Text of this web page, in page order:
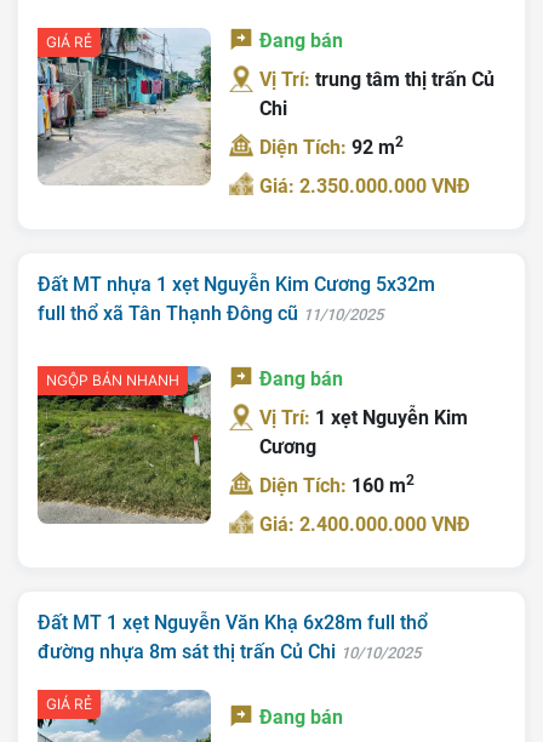
GIÁ RẺ
Đang bán
Vị Trí:trung tâm thị trấn Củ
Chi
Diện Tích:92 m2
Giá: 2.350.000.000 VNĐ
Đất MT nhựa 1 xẹt Nguyễn Kim Cương 5x32m
full thổ xã Tân Thạnh Đông cũ 11/10/2025
NGỘP BÁN NHANH
Đang bán
Vị Trí: 1 xẹt Nguyễn Kim
Cương
Diện Tích: 160 m2
Giá: 2.400.000.000 VNĐ
Đất MT 1 xẹt Nguyễn Văn Khạ 6x28m full thổ
đường nhựa 8m sát thị trấn Củ Chi 10/10/2025
GIÁ RẺ
Đang bán